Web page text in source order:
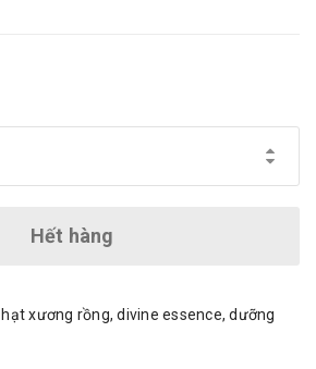
Hết hàng
xương rồng,divine essence,dưỡng